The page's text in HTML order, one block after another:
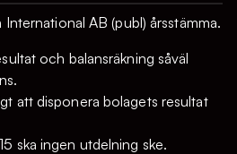
AB (publ) årsstämma.
och balansräkning såväl
att disponera bolagets resultat
ska ingen utdelning ske.